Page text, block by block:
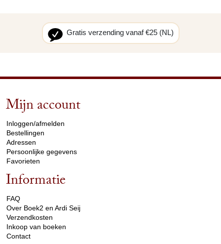
Gratis verzending vanaf €25 (NL)
Mijn account
Inloggen/afmelden
Bestellingen
Adressen
Persoonlijke gegevens
Favorieten
Informatie
FAQ
Over Boek2 en Ardi Seij
Verzendkosten
Inkoop van boeken
Contact